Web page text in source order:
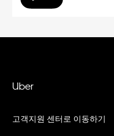
Uber
고객지원 센터로 이동하기